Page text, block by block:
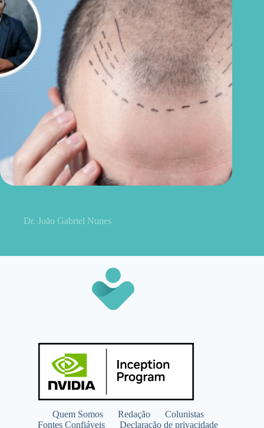
Dr. João Gabriel Nunes
Quem Somos Redação
Colunistas
Fontes Confiáveis
Declaração de privacidade